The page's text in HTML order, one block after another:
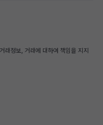
래정보, 거래에 대하여 책임을 지지